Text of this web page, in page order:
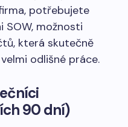
potřebujete
SOW, možnosti
která skutečně
odlišné práce.
90 dní)